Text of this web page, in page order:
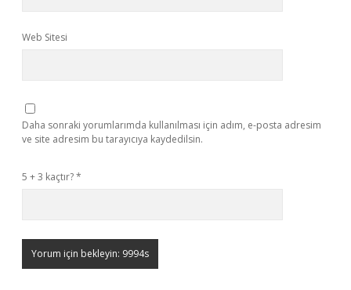
Web Sitesi
Daha sonraki yorumlarımda kullanılması için adım, e-posta adresim
ve site adresim bu tarayıcıya kaydedilsin.
5 + 3 kaçtır?*